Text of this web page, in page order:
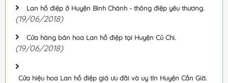
Lan hồ điệp ở Huyện Bình Chánh - thông điệp yêu thương.
(19/06/2018)
Cửa hàng bán hoa Lan hồ điệp tại Huyện Củ Chi.
(19/06/2018)
Cửa hiệu hoa Lan hồ điệp giá ưu đãi và uy tín Huyện Cần Giờ.